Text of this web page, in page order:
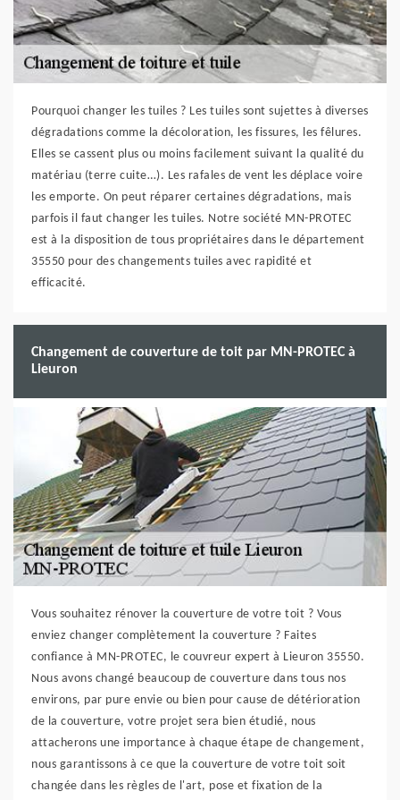
Pourquoi changer les tuiles ? Les tuiles sont sujettes à diverses
dégradations comme la décoloration, les fissures, les fêlures.
Elles se cassent plus ou moins facilement suivant la qualité du
matériau (terre cuite…). Les rafales de vent les déplace voire
les emporte. On peut réparer certaines dégradations, mais
parfois il faut changer les tuiles. Notre société MN-PROTEC
est à la disposition de tous propriétaires dans le département
35550 pour des changements tuiles avec rapidité et
efficacité.
Changement de couverture de toit par MN-PROTEC à
Lieuron
Vous souhaitez rénover la couverture de votre toit ? Vous
enviez changer complètement la couverture ? Faites
confiance à MN-PROTEC, le couvreur expert à Lieuron 35550.
Nous avons changé beaucoup de couverture dans tous nos
environs, par pure envie ou bien pour cause de détérioration
de la couverture, votre projet sera bien étudié, nous
attacherons une importance à chaque étape de changement,
nous garantissons à ce que la couverture de votre toit soit
changée dans les règles de l'art, pose et fixation de la